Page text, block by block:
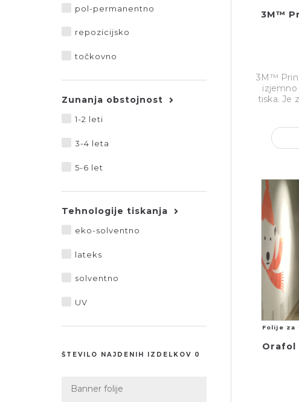
ŠTEVILO NAJDENIH IZDELKOV 0
Banner folije
pol-permanentno
repozicijsko
točkovno
Zunanja obstojnost
1-2 leti
3-4 leta
5-6 let
Tehnologije tiskanja
eko-solventno
lateks
solventno
UV
3M™
3M™
tiska. Je
Folije za
Orafol